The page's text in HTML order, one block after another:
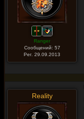
Ranger
Сообщений: 57
Рег. 29.09.2013
Reality